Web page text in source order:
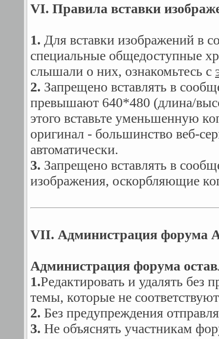
VI. Правила вставки
1. Для вставки изображений в
специальные общедоступные
слышали о них, ознакомьтесь с
2. Запрещено вставлять в
превышают 640*480 (длина/
этого вставьте уменьшенную
оригинал - большинство веб-
автоматически.
3. Запрещено вставлять в
изображения, оскорбляющие
VII. Администрация форума
Администрация форума
1.Редактировать и удалять
темы, которые не
2. Без предупреждения
3. Не объяснять участникам